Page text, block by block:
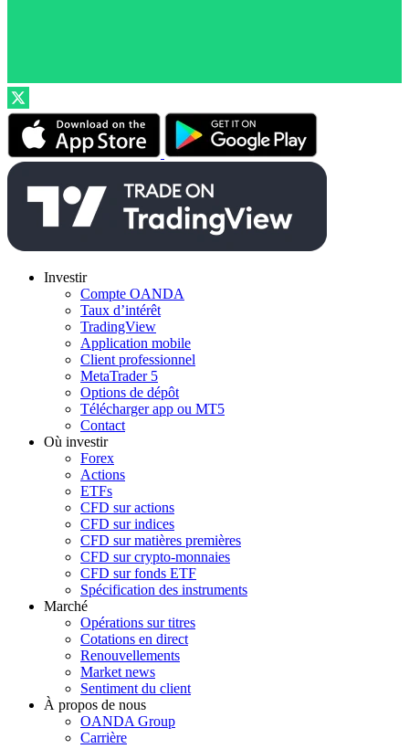
Investir
Compte OANDA
Taux d’intérêt
TradingView
Application mobile
Client professionnel
MetaTrader 5
Options de dépôt
Télécharger app ou MT5
Contact
Où investir
Forex
Actions
ETFs
CFD sur actions
CFD sur indices
CFD sur matières premières
CFD sur crypto-monnaies
CFD sur fonds ETF
Spécification des instruments
Marché
Opérations sur titres
Cotations en direct
Renouvellements
Market news
Sentiment du client
À propos de nous
OANDA Group
Carrière